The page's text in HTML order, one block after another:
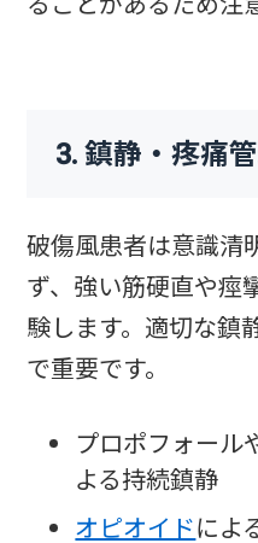
3. 鎮静・疼痛
破傷風患者は意識清
ず、強い筋硬直や痙
験します。適切な鎮
で重要です。
プロポフォール
よる持続鎮静
オピオイドによ